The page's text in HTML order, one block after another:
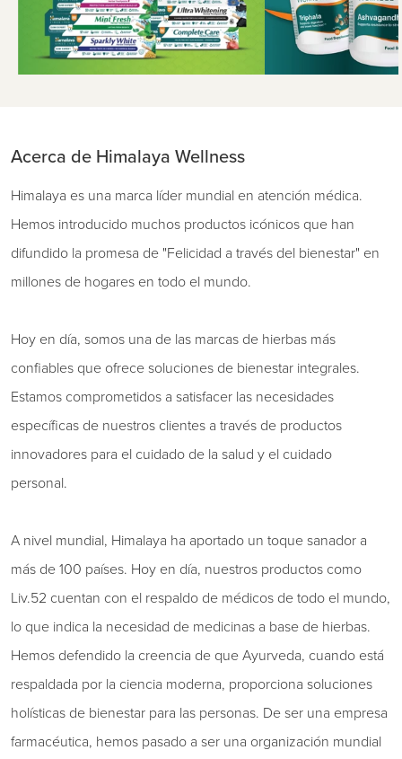
Acerca de Himalaya Wellness
Himalaya es una marca líder mundial en atención médica.
Hemos introducido muchos productos icónicos que han
difundido la promesa de "Felicidad a través del bienestar" en
millones de hogares en todo el mundo.
Hoy en día, somos una de las marcas de hierbas más
confiables que ofrece soluciones de bienestar integrales.
Estamos comprometidos a satisfacer las necesidades
específicas de nuestros clientes a través de productos
innovadores para el cuidado de la salud y el cuidado
personal.
A nivel mundial, Himalaya ha aportado un toque sanador a
más de 100 países. Hoy en día, nuestros productos como
Liv.52 cuentan con el respaldo de médicos de todo el mundo,
lo que indica la necesidad de medicinas a base de hierbas.
Hemos defendido la creencia de que Ayurveda, cuando está
respaldada por la ciencia moderna, proporciona soluciones
holísticas de bienestar para las personas. De ser una empresa
farmacéutica, hemos pasado a ser una organización mundial